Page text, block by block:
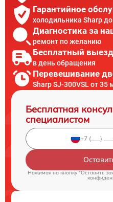
Гарантийное
холодильника Sharp
Диагностика за
ремонт по желанию
Бесплатный
в день обращения
Перевешивание
Sharp SJ-300VSL от 35
Бесплатная
специалистом
Нажимая на кнопку "Оставить